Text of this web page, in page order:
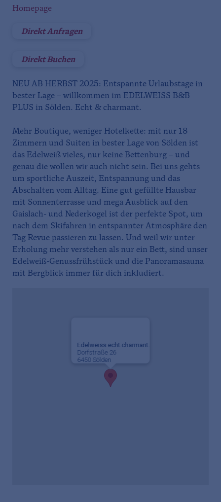
Homepage
Direkt Anfragen
Direkt Buchen
NEU AB HERBST 2025: Entspannte Urlaubstage in
bester Lage – willkommen im EDELWEISS B&B
PLUS in Sölden. Echt & charmant.
Mehr Boutique, weniger Hotelkette: mit nur 18
Zimmern und Suiten in bester Lage von Sölden ist
das Edelweiß vieles, nur keine Bettenburg – und
genau die wollen wir auch nicht sein. Bei uns gehts
um sportliche Auszeit, Entspannung und das
Abschalten vom Alltag. Eine gut gefüllte Hausbar
mit Sonnenterrasse und mega Ausblick auf den
Gaislach- und Nederkogel ist der perfekte Spot, um
nach dem Skifahren in entspannter Atmosphäre den
Tag Revue passieren zu lassen. Und weil wir unter
Erholung mehr verstehen als nur ein Bett, sind unser
Edelweiß-Genussfrühstück und die Panoramasauna
mit Bergblick immer für dich inkludiert.
Edelweiss echt.charmant.
Dorfstraße 26
6450 Sölden